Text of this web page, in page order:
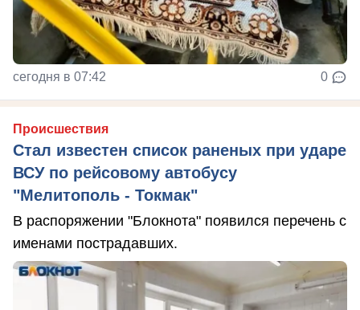
сегодня в 07:42 0
Происшествия
Стал известен список раненых при ударе
ВСУ по рейсовому автобусу
"Мелитополь - Токмак"
В распоряжении "Блокнота" появился перечень с
именами пострадавших.